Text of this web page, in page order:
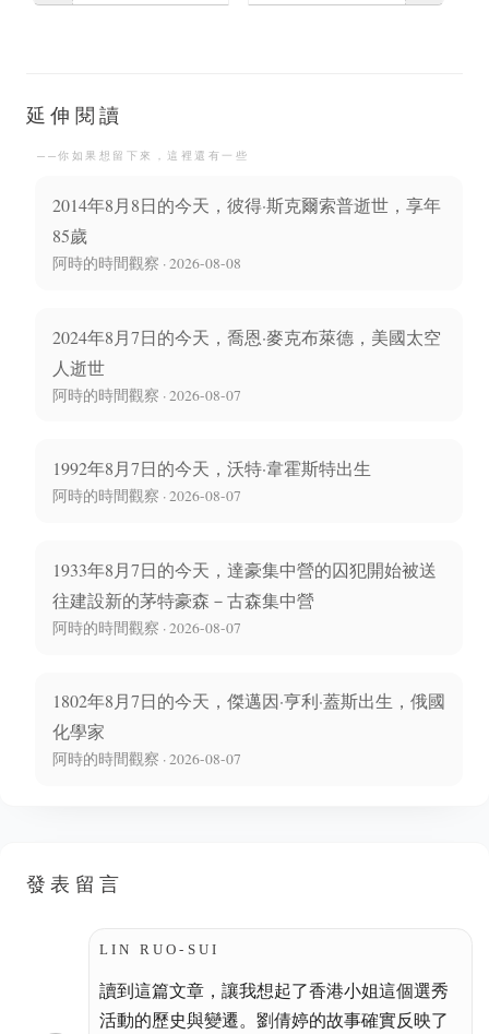
世廢黜
延伸閱讀
──你如果想留下來，這裡還有一些
2014年8月8日的今天，彼得·斯克爾索普逝世，享年
85歲
阿時的時間觀察 · 2026-08-08
2024年8月7日的今天，喬恩·麥克布萊德，美國太空
人逝世
阿時的時間觀察 · 2026-08-07
1992年8月7日的今天，沃特·韋霍斯特出生
阿時的時間觀察 · 2026-08-07
1933年8月7日的今天，達豪集中營的囚犯開始被送
往建設新的茅特豪森－古森集中營
阿時的時間觀察 · 2026-08-07
1802年8月7日的今天，傑邁因·亨利·蓋斯出生，俄國
化學家
阿時的時間觀察 · 2026-08-07
發表留言
LIN RUO-SUI
讀到這篇文章，讓我想起了香港小姐這個選秀
活動的歷史與變遷。劉倩婷的故事確實反映了